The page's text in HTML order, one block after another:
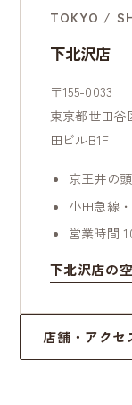
TOKYO /
下北沢店
〒155-0033
東京都世田谷
田ビルB1F
京王井の
小田急線
営業時間
下北沢店の
店舗・アクセ